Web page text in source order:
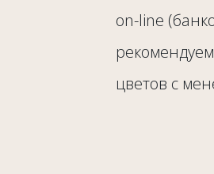
on-line
цветов с